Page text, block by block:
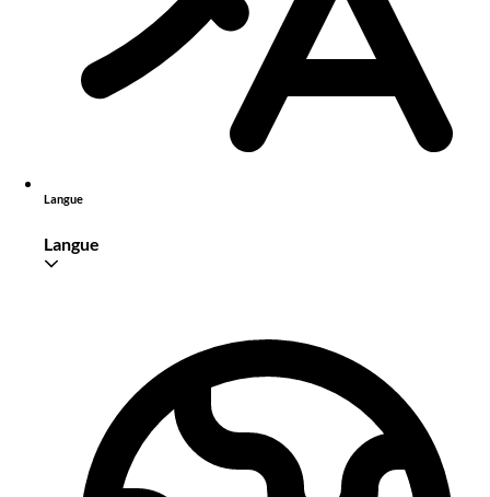
Langue
Langue